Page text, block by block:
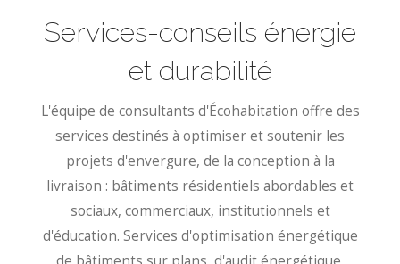
Services-conseils énergie
et durabilité
L'équipe de consultants d'Écohabitation offre des
services destinés à optimiser et soutenir les
projets d'envergure, de la conception à la
livraison : bâtiments résidentiels abordables et
sociaux, commerciaux, institutionnels et
d'éducation. Services d'optimisation énergétique